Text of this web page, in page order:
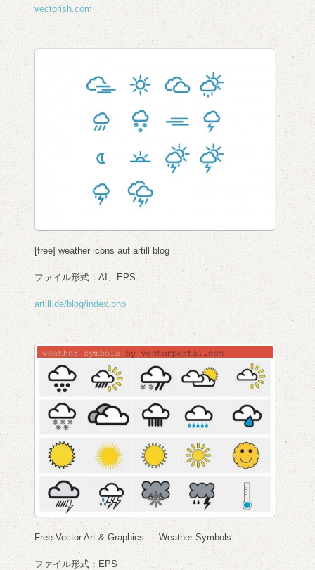
vectorish.com
[free] weather icons auf artill blog
ファイル形式：AI、EPS
artill.de/blog/index.php
Free Vector Art & Graphics — Weather Symbols
ファイル形式：EPS